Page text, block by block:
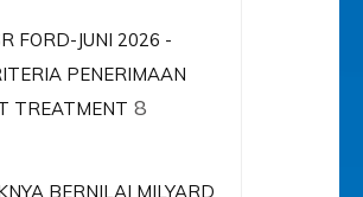
FORD-JUNI 2026 -
PENERIMAAN
TREATMENT 8
BERNILAI MILYARD